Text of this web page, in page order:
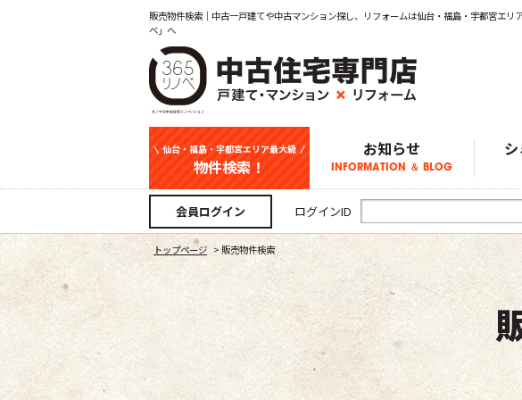
販売物件検索｜中古一戸建てや中古マンション探し、リフォームは仙台・福島・宇都宮エリ
ベ」へ
仙台・福島・宇都宮エリア最大級
物件検索！
中古一戸建て
マンション
新築一戸建て
土地
事業用
お知らせ
INFORMATION ＆ BLOG
お知らせ
仙台エリア物件情報
福島エリア物件情報
宇都宮エリア物件情報
スタッフブログ
会員ログイン ログインID
トップページ > 販売物件検索